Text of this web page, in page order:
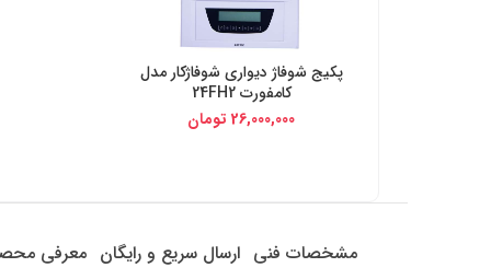
خرید از دیجی کالا
پکیج شوفاژ دیواری شوفاژکار مدل
کامفورت 24FH2
26,000,000 تومان
مشخصات فنی ارسال سریع و رایگان معرفی